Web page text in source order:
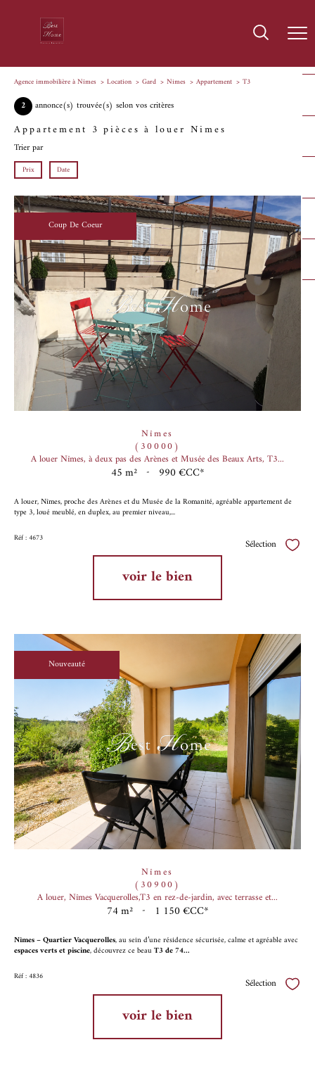
Agence immobilière à Nîmes Location Gard Nimes Appartement T3
2 annonce(s) trouvée(s) selon vos critères
Appartement 3 pièces à louer Nimes
Trier par
Prix Date
Coup De Coeur
Nîmes
(30000)
A louer Nîmes, à deux pas des Arènes et Musée des Beaux Arts, T3...
45 m² - 990 €CC*
A louer, Nîmes, proche des Arènes et du Musée de la Romanité, agréable appartement de
type 3, loué meublé, en duplex, au premier niveau,...
Réf : 4673 Sélection
voir le bien
Nouveauté
Nîmes
(30900)
A louer, Nîmes Vacquerolles,T3 en rez-de-jardin, avec terrasse et...
74 m² - 1 150 €CC*
Nîmes – Quartier Vacquerolles, au sein d’une résidence sécurisée, calme et agréable avec
espaces verts et piscine, découvrez ce beau T3 de 74...
Réf : 4836 Sélection
voir le bien